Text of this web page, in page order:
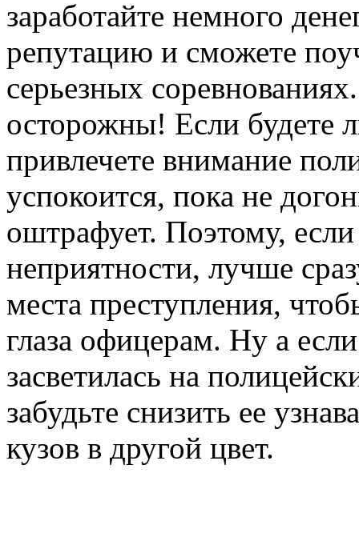
заработайте немного
репутацию и сможете
серьезных
осторожны! Если будете
привлечете внимание
успокоится, пока не
оштрафует. Поэтому, если
неприятности, лучше
места преступления,
глаза офицерам. Ну а
засветилась на
забудьте снизить ее
кузов в другой цвет.